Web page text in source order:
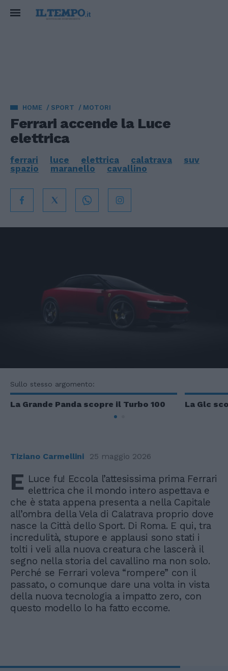
HOME SPORT MOTORI
Ferrari accende la Luce
elettrica
ferrari luce elettrica calatrava
suv
spazio
maranello cavallino
Sullo stesso argomento:
La Grande Panda scopre il Turbo 100 La Glc
Tiziano Carmellini 25 maggio 2026
E Luce fu! Eccola l’attesissima prima Ferrari
elettrica che il mondo intero aspettava e
che è stata appena presenta a nella Capitale
all’ombra della Vela di Calatrava proprio dove
nasce la Città dello Sport. Di Roma. E qui, tra
incredulità, stupore e applausi sono stati i
tolti i veli alla nuova creatura che lascerà il
segno nella storia del cavallino ma non solo.
Perché se Ferrari voleva “rompere” con il
passato, o comunque dare una volta in vista
della nuova tecnologia a impatto zero, con
questo modello lo ha fatto eccome.